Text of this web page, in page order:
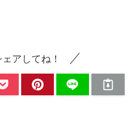
アしてね！